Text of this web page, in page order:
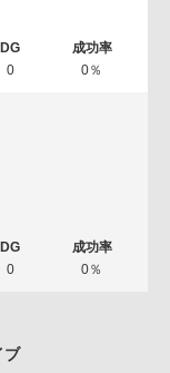
0 0％
0 0％
ブ